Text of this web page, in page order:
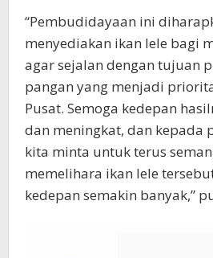
“Pembudidayaan ini
menyediakan ikan lele bagi
agar sejalan dengan tujuan
pangan yang menjadi
Pusat. Semoga kedepan
dan meningkat, dan kepada
kita minta untuk terus
memelihara ikan lele
kedepan semakin banyak,”